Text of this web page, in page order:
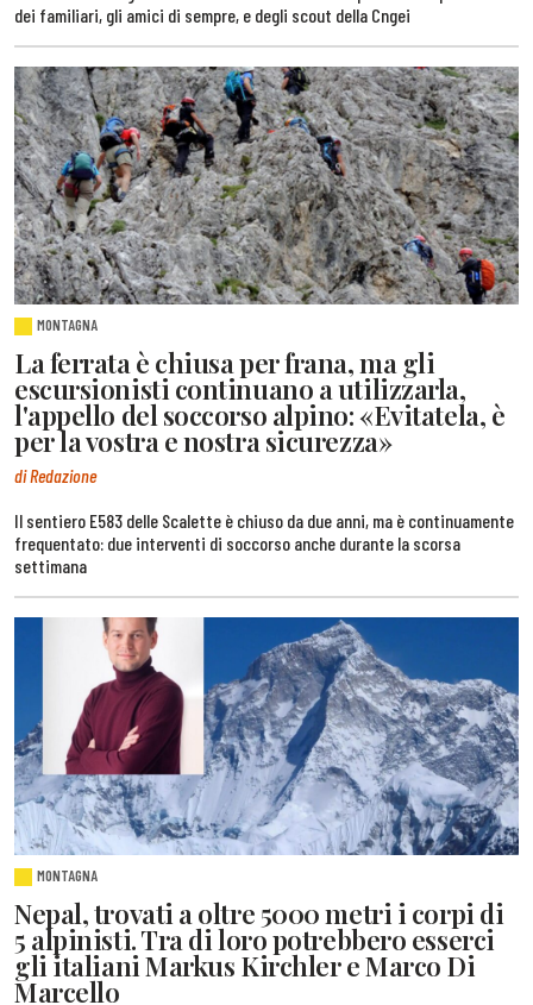
dei familiari, gli amici di sempre, e degli scout della Cngei
MONTAGNA
La ferrata è chiusa per frana, ma gli
escursionisti continuano a utilizzarla,
l'appello del soccorso alpino: «Evitatela, è
per la vostra e nostra sicurezza»
di Redazione
Il sentiero E583 delle Scalette è chiuso da due anni, ma è continuamente
frequentato: due interventi di soccorso anche durante la scorsa
settimana
MONTAGNA
Nepal, trovati a oltre 5000 metri i corpi di
5 alpinisti. Tra di loro potrebbero esserci
gli italiani Markus Kirchler e Marco Di
Marcello